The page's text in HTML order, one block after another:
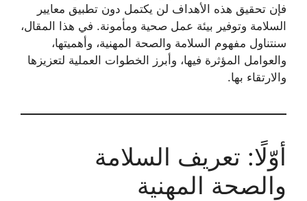
فإن تحقيق هذه الأهداف لن يكتمل دون تطبيق معايير
السلامة وتوفير بيئة عمل صحية ومأمونة. في هذا المقال،
سنتناول مفهوم السلامة والصحة المهنية، وأهميتها،
والعوامل المؤثرة فيها، وأبرز الخطوات العملية لتعزيزها
والارتقاء بها.
أوّلًا: تعريف السلامة
والصحة المهنية